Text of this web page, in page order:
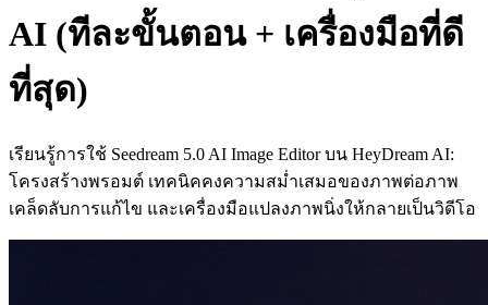
AI (ทีละขั้นตอน + เครื่องมือที่ดี
ที่สุด)
เรียนรู้การใช้ Seedream 5.0 AI Image Editor บน HeyDream AI:
โครงสร้างพรอมต์ เทคนิคคงความสม่ำเสมอของภาพต่อภาพ
เคล็ดลับการแก้ไข และเครื่องมือแปลงภาพนิ่งให้กลายเป็นวิดีโอ